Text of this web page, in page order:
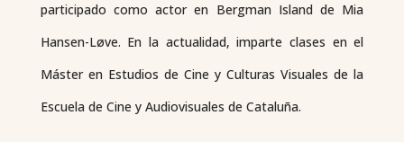
participado como actor en Bergman Island de Mia
Hansen-Løve. En la actualidad, imparte clases en el
Máster en Estudios de Cine y Culturas Visuales de la
Escuela de Cine y Audiovisuales de Cataluña.